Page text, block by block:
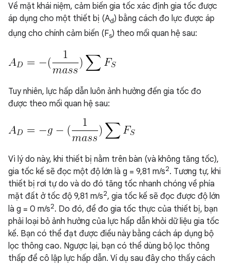
Về mặt khái niệm, cảm biến gia tốc xác định gia tốc được
áp dụng cho một thiết bị (Ad) bằng cách đo lực được áp
dụng cho chính cảm biến (Fs) theo mối quan hệ sau:
Tuy nhiên, lực hấp dẫn luôn ảnh hưởng đến gia tốc đo
được theo mối quan hệ sau:
Vì lý do này, khi thiết bị nằm trên bàn (và không tăng tốc),
gia tốc kế sẽ đọc một độ lớn là g = 9,81 m/s2. Tương tự, khi
thiết bị rơi tự do và do đó tăng tốc nhanh chóng về phía
mặt đất ở tốc độ 9,81 m/s2, gia tốc kế sẽ đọc được độ lớn
là g = 0 m/s2. Do đó, để đo gia tốc thực của thiết bị, bạn
phải loại bỏ ảnh hưởng của lực hấp dẫn khỏi dữ liệu gia tốc
kế. Bạn có thể đạt được điều này bằng cách áp dụng bộ
lọc thông cao. Ngược lại, bạn có thể dùng bộ lọc thông
thấp để cô lập lực hấp dẫn. Ví dụ sau đây cho thấy cách